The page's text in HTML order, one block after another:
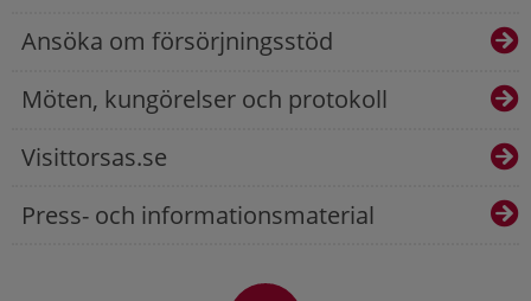
Ansöka om försörjningsstöd
Möten, kungörelser och protokoll
Visittorsas.se
Press- och informationsmaterial